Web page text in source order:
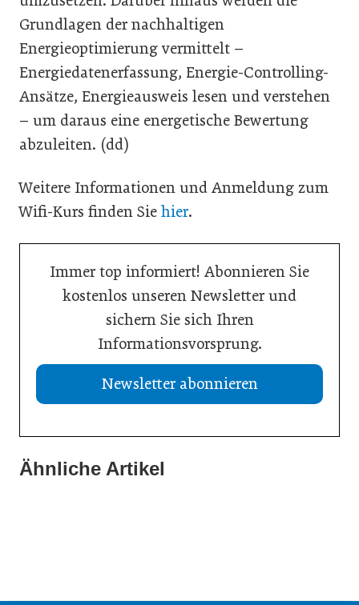
Grundlagen der nachhaltigen
Energieoptimierung vermittelt –
Energiedatenerfassung, Energie-Controlling-
Ansätze, Energieausweis lesen und verstehen
– um daraus eine energetische Bewertung
abzuleiten. (dd)
Weitere Informationen und Anmeldung zum
Wifi-Kurs finden Sie hier.
Immer top informiert! Abonnieren Sie
kostenlos unseren Newsletter und
sichern Sie sich Ihren
Informationsvorsprung.
Newsletter abonnieren
Ähnliche Artikel
10. Juni 2026
01. Juni 2026